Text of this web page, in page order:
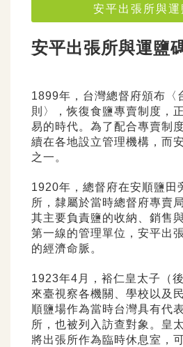
安平出張所與運
安平出張所與運鹽
1899年，台灣總督府頒布〈
則〉，恢復食鹽專賣制度，
易的時代。為了配合專賣制
續在各地設立管理機構，而
之一。
1920年，總督府在安順鹽田
所，隸屬於當時總督府專賣
其主要負責鹽的收納、銷售
第一線的管理單位，安平出
的經濟命脈。
1923年4月，裕仁皇太子（
來臺視察各機關、學校以及
順鹽場作為當時台灣具有代
所，也被列入訪查對象。皇
將出張所作為臨時休息室，